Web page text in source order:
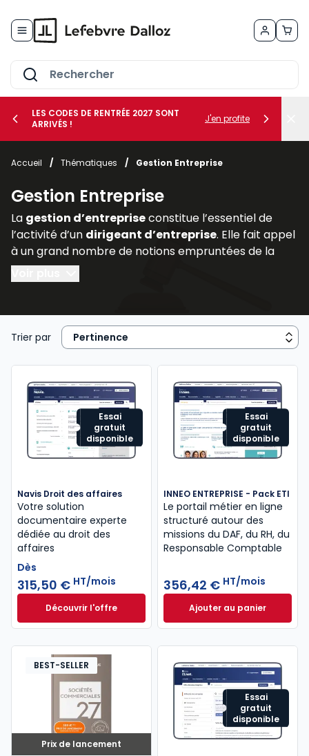
le sous-menu Vos métiers
le sous-menu Vos besoins
LES CODES DE RENTRÉE 2027 SONT
ARRIVÉS !
J'en profite
Accueil / Thématiques / Gestion Entreprise
Gestion Entreprise
La gestion d’entrepriseconstitue l’essentiel de
l’activité d’un dirigeant d’entreprise. Elle fait appel
à un grand nombre de notions empruntées de la
comptabilité, de la finance (
moyen de la
juridique, contrats commerciaux, fiscalité, cadre
réglementaire et légal de l’activité), de la
de ressources humaines...
Trier par
Essai
gratuit
disponible
Navis Droit des affaires
Votre solution
documentaire experte
dédiée au droit des
affaires
Dès
315,50 € HT/mois
Découvrir l'offreNavis Droit des affaires à partir de
Dès
Essai
gratuit
disponible
INNEO ENTREPRISE - Pack ETI
Le portail métier en ligne
structuré autour des
missions​ du DAF, du RH, du
Responsable Comptable
356,42 € HT/mois
Ajouter au panier
INNEO
Prix de lancement
BEST-SELLER
Essai
gratuit
disponible